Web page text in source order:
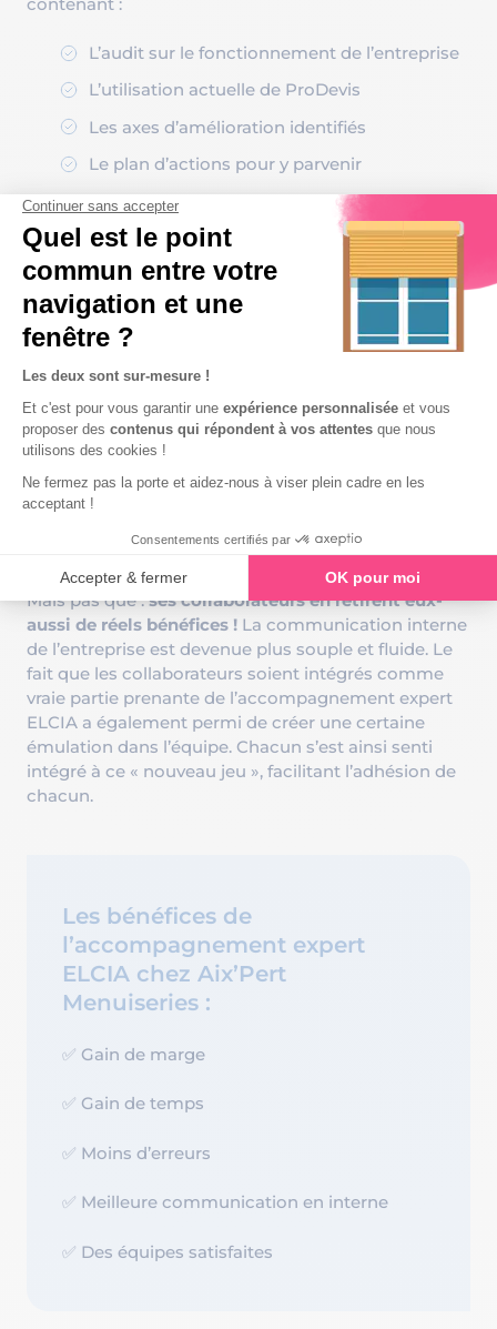
L’audit sur le fonctionnement de l’entreprise
L’utilisation actuelle de ProDevis
Les axes d’amélioration identifiés
Le plan d’actions pour y parvenir
Ce plan d’actions, à court, moyen où long terme
présente tous les leviers de croissance de
l’entreprise. L’expert ELCIA se tient à disposition
pour accompagner l’entreprise dans sa réalisation.
Les bénéfices pour le gérant
et ses collaborateurs
En tant que cheffe de l’entreprise, Magali Fresia-
Vauloup est naturellement la grande gagnante de
l’accompagnement expert ELCIA. Elle a
Mais pas que :ses collaborateurs en retirent eux-
aussi de réels bénéfices ! La communication interne
de l’entreprise est devenue plus souple et fluide. Le
fait que les collaborateurs soient intégrés comme
vraie partie prenante de l’accompagnement expert
ELCIA a également permi de créer une certaine
émulation dans l’équipe. Chacun s’est ainsi senti
intégré à ce « nouveau jeu », facilitant l’adhésion de
chacun.
Les bénéfices de
l’accompagnement expert
ELCIA chez Aix’Pert
Menuiseries :
✅ Gain de marge
✅ Gain de temps
✅ Moins d’erreurs
✅ Meilleure communication en interne
✅ Des équipes satisfaites